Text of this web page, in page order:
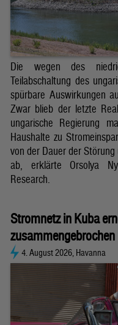
Die wegen des
Teilabschaltung des
spürbare Auswirkungen
Zwar blieb der letzte
ungarische Regierung
Haushalte zu
von der Dauer der
ab, erklärte Orsolya
Research.
Stromnetz in Kuba
zusammengebrochen
4. August 2026, Havanna